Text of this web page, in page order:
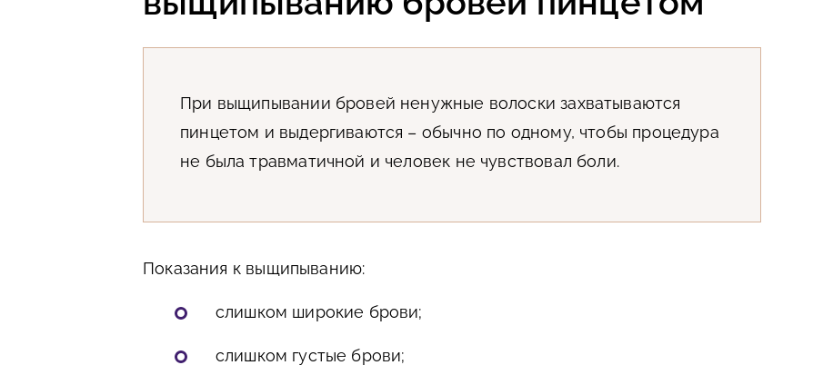
При выщипывании бровей ненужные волоски захватываются
пинцетом и выдергиваются – обычно по одному, чтобы процедура
не была травматичной и человек не чувствовал боли.
Показания к выщипыванию:
слишком широкие брови;
слишком густые брови;